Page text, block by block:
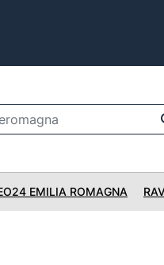
EMILIA ROMAGNA